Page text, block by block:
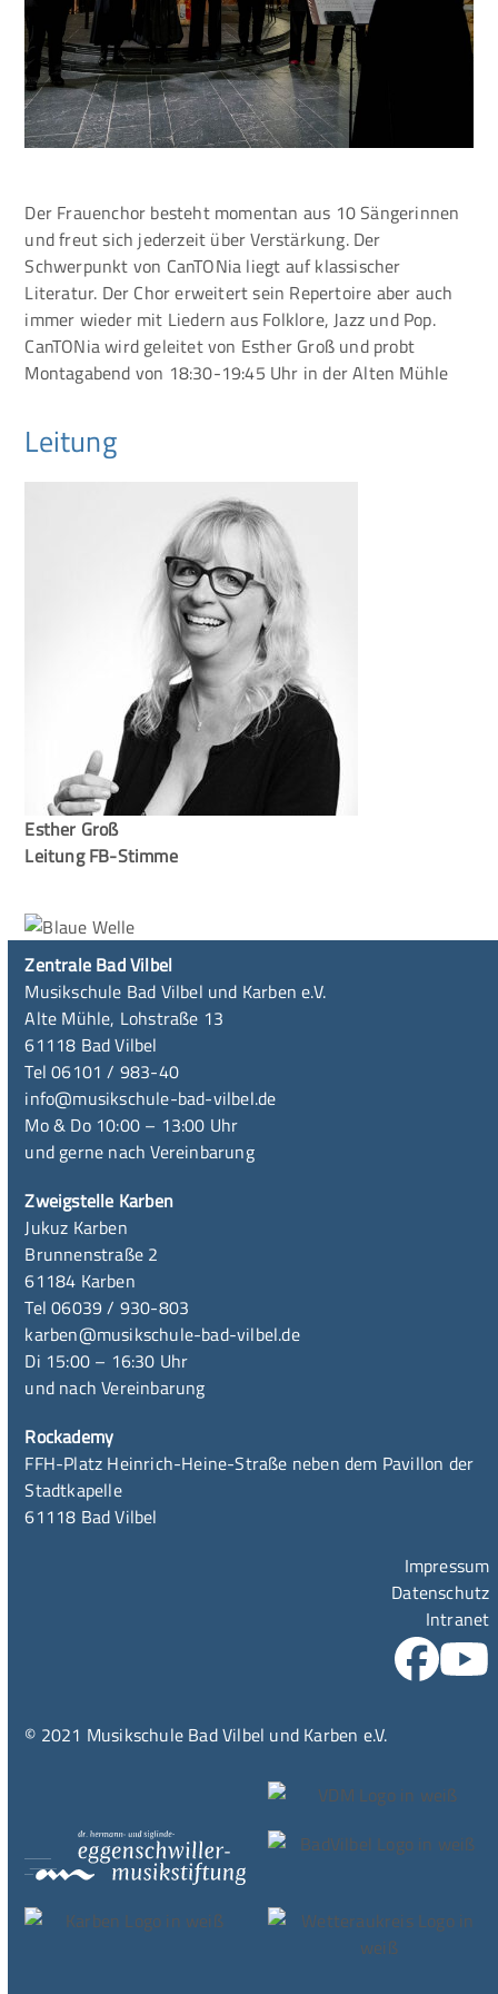
Der Frauenchor besteht momentan aus 10 Sängerinnen
und freut sich jederzeit über Verstärkung. Der
Schwerpunkt von CanTONia liegt auf klassischer
Literatur. Der Chor erweitert sein Repertoire aber auch
immer wieder mit Liedern aus Folklore, Jazz und Pop.
CanTONia wird geleitet von Esther Groß und probt
Montagabend von 18:30-19:45 Uhr in der Alten Mühle
Leitung
Esther Groß
Leitung FB-Stimme
Zentrale Bad Vilbel
Musikschule Bad Vilbel und Karben e.V.
Alte Mühle, Lohstraße 13
61118 Bad Vilbel
Tel 06101 / 983-40
info@musikschule-bad-vilbel.de
Mo & Do 10:00 – 13:00 Uhr
und gerne nach Vereinbarung
Zweigstelle Karben
Jukuz Karben
Brunnenstraße 2
61184 Karben
Tel 06039 / 930-803
karben@musikschule-bad-vilbel.de
Di 15:00 – 16:30 Uhr
und nach Vereinbarung
Rockademy
FFH-Platz Heinrich-Heine-Straße neben dem Pavillon der
Stadtkapelle
61118 Bad Vilbel
Impressum
Datenschutz
Intranet
© 2021 Musikschule Bad Vilbel und Karben e.V.